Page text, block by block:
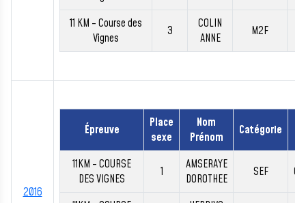
11 KM - Course des
Vignes
3
COLIN
ANNE
M2F
2016
Épreuve
Place
sexe
Nom
Prénom
Catégorie
11KM - COURSE
DES VIGNES
1
AMSERAYE
DOROTHEE
SEF